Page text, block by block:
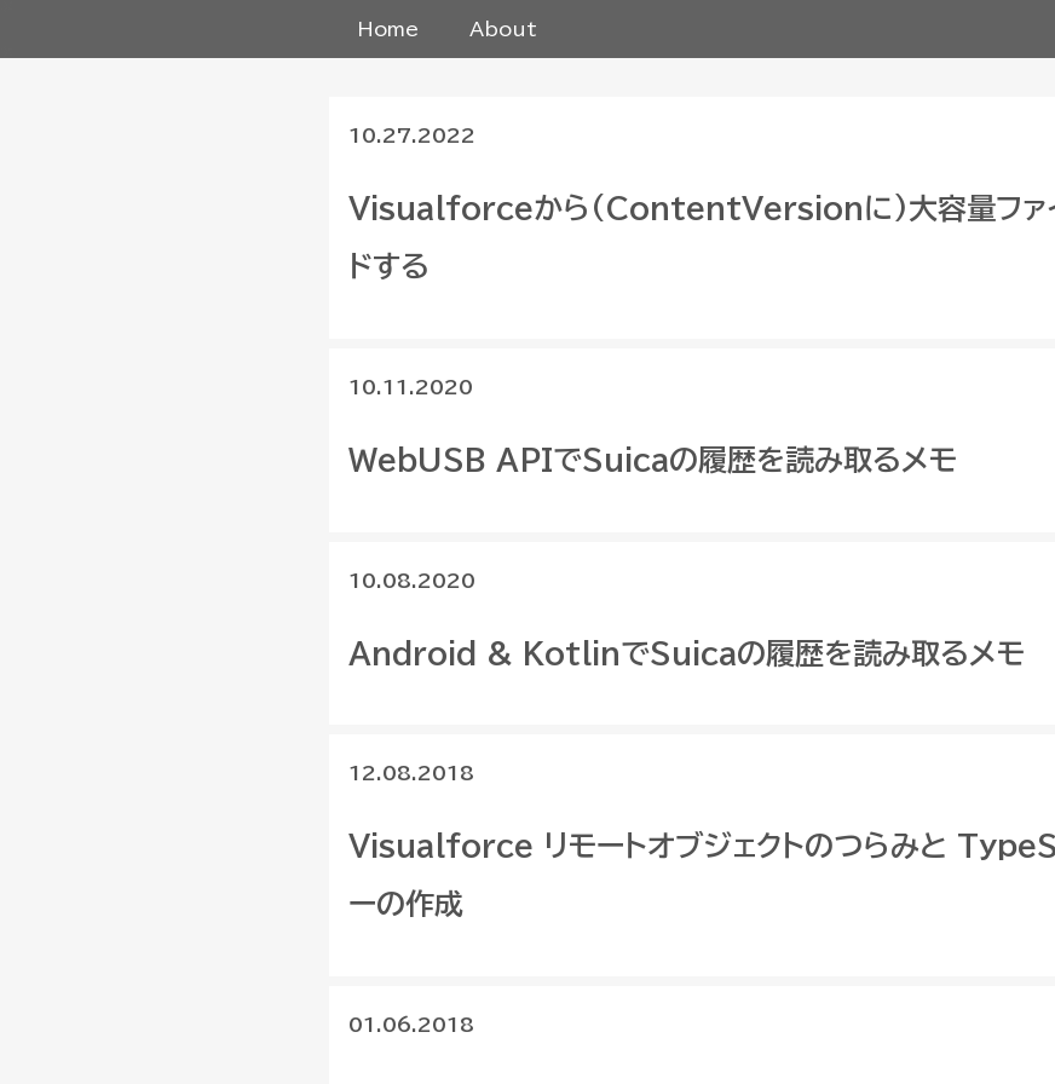
Home About
10.27.2022
Visualforceから(ContentVersionに)大容量ファイ
ドする
10.11.2020
WebUSB APIでSuicaの履歴を読み取るメモ
10.08.2020
Android & KotlinでSuicaの履歴を読み取るメモ
12.08.2018
Visualforce リモートオブジェクトのつらみと
ーの作成
01.06.2018